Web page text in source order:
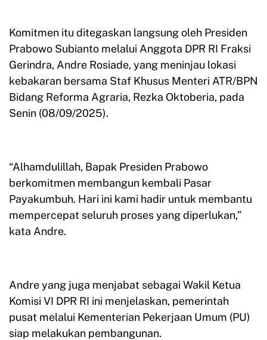
Komitmen itu ditegaskan langsung oleh Presiden
Prabowo Subianto melalui Anggota DPR RI Fraksi
Gerindra, Andre Rosiade, yang meninjau lokasi
kebakaran bersama Staf Khusus Menteri ATR/BPN
Bidang Reforma Agraria, Rezka Oktoberia, pada
Senin (08/09/2025).
“Alhamdulillah, Bapak Presiden Prabowo
berkomitmen membangun kembali Pasar
Payakumbuh. Hari ini kami hadir untuk membantu
mempercepat seluruh proses yang diperlukan,”
kata Andre.
Andre yang juga menjabat sebagai Wakil Ketua
Komisi VI DPR RI ini menjelaskan, pemerintah
pusat melalui Kementerian Pekerjaan Umum (PU)
siap melakukan pembangunan.